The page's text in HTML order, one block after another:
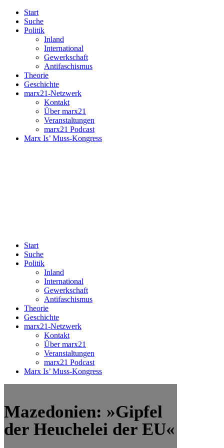
Start
Suche
Politik
Inland
International
Gewerkschaft
Antifaschismus
Theorie
Geschichte
marx21-Netzwerk
Kontakt
Über marx21
Veranstaltungen
marx21 Podcast
Marx Is’ Muss-Kongress
Start
Suche
Politik
Inland
International
Gewerkschaft
Antifaschismus
Theorie
Geschichte
marx21-Netzwerk
Kontakt
Über marx21
Veranstaltungen
marx21 Podcast
Marx Is’ Muss-Kongress
Mazedonien: »Gipfel
der Heuchelei der EU«